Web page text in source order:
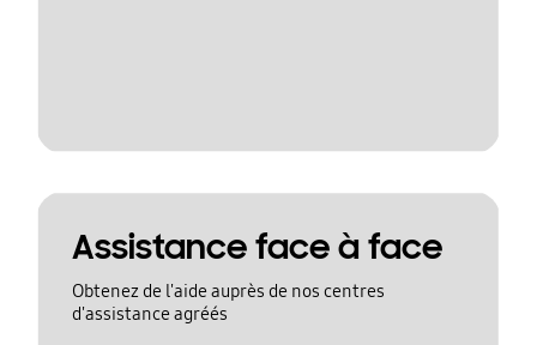
Assistance face à face
Obtenez de l'aide auprès de nos centres
d'assistance agréés